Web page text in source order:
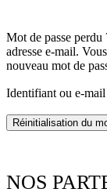
Mot de passe
adresse e-mail.
nouveau mot de
Identifiant ou e-mail
Réinitialisation du
NOS